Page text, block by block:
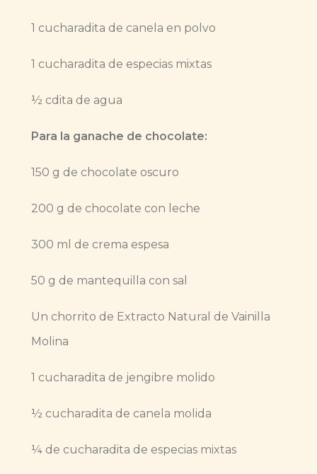
1 cucharadita de canela en polvo
1 cucharadita de especias mixtas
½ cdita de agua
Para la ganache de chocolate:
150 g de chocolate oscuro
200 g de chocolate con leche
300 ml de crema espesa
50 g de mantequilla con sal
Un chorrito de Extracto Natural de Vainilla
Molina
1 cucharadita de jengibre molido
½ cucharadita de canela molida
¼ de cucharadita de especias mixtas